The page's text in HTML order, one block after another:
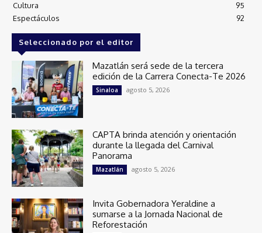
Cultura
95
Espectáculos
92
Seleccionado por el editor
Mazatlán será sede de la tercera
edición de la Carrera Conecta-Te 2026
Sinaloa agosto 5, 2026
CAPTA brinda atención y orientación
durante la llegada del Carnival
Panorama
Mazatlán agosto 5, 2026
Invita Gobernadora Yeraldine a
sumarse a la Jornada Nacional de
Reforestación